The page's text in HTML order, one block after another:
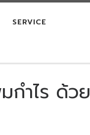
SERVICE
กำไร ด้วย